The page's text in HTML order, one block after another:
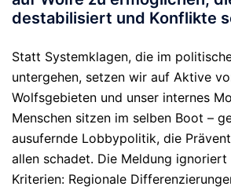
destabilisiert und Konflikte
Statt Systemklagen, die im
untergehen, setzen wir auf Aktive
Wolfsgebieten und unser internes
Menschen sitzen im selben Boot –
ausufernde Lobbypolitik, die
allen schadet. Die Meldung
Kriterien: Regionale